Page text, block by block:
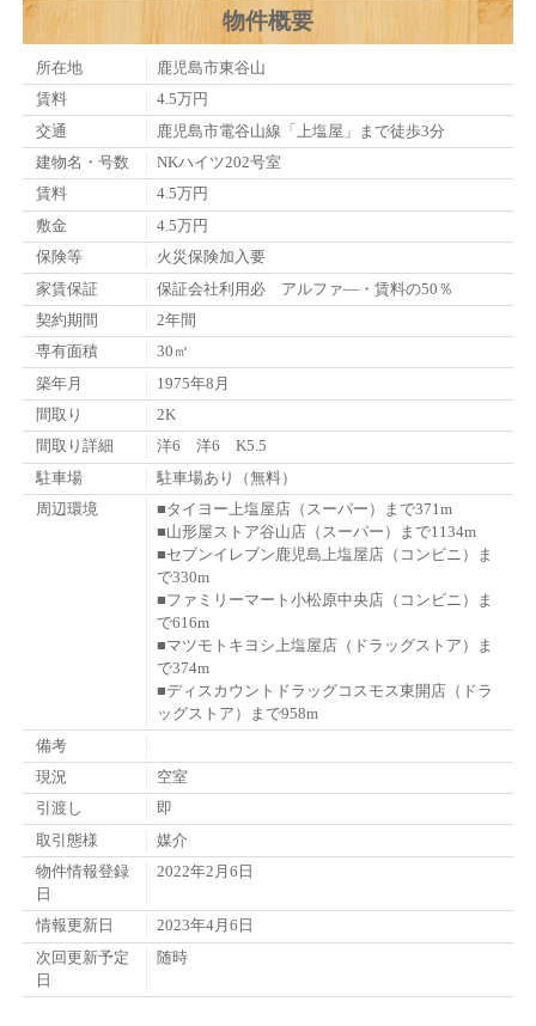
物件概要
所在地
鹿児島市東谷山
賃料
4.5万円
交通
鹿児島市電谷山線「上塩屋」まで徒歩3分
建物名・号数
NKハイツ202号室
賃料
4.5万円
敷金
4.5万円
保険等
火災保険加入要
家賃保証
保証会社利用必 アルファ―・賃料の50％
契約期間
2年間
専有面積
30㎡
築年月
1975年8月
間取り
2K
間取り詳細
洋6 洋6 K5.5
駐車場
駐車場あり（無料）
周辺環境
■タイヨー上塩屋店（スーパー）まで371m
■山形屋ストア谷山店（スーパー）まで1134m
■セブンイレブン鹿児島上塩屋店（コンビニ）ま
で330m
■ファミリーマート小松原中央店（コンビニ）ま
で616m
■マツモトキヨシ上塩屋店（ドラッグストア）ま
で374m
■ディスカウントドラッグコスモス東開店（ドラ
ッグストア）まで958m
備考
現況
空室
引渡し
即
取引態様
媒介
物件情報登録
日
2022年2月6日
情報更新日
2023年4月6日
次回更新予定
日
随時